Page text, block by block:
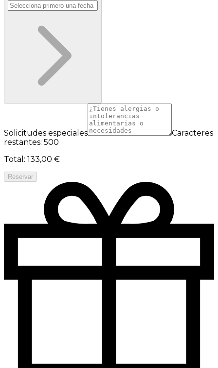
Solicitudes especiales
Caracteres
restantes: 500
Total : 133,00 €
Reservar